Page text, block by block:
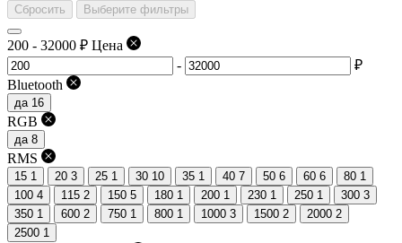
Сбросить Выберите фильтры
200 - 32000 ₽ Цена
-
₽
Bluetooth
да 16
RGB
да 8
RMS
15 1 20 3 25 1 30 10 35 1 40 7 50 6 60 6 80 1
100 4 115 2 150 5 180 1 200 1 230 1 250 1 300 3
350 1 600 2 750 1 800 1 1000 3 1500 2 2000 2
2500 1